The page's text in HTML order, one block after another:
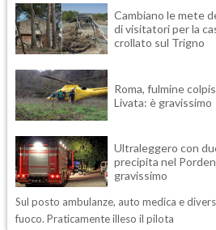
Cambiano le mete
di visitatori per la
crollato sul Trigno
Roma, fulmine
Livata: è gravissimo
Ultraleggero con
precipita nel
gravissimo
Sul posto ambulanze, auto medica e
fuoco. Praticamente illeso il pilota